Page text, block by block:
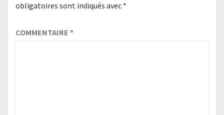
obligatoires sont indiqués avec *
COMMENTAIRE *